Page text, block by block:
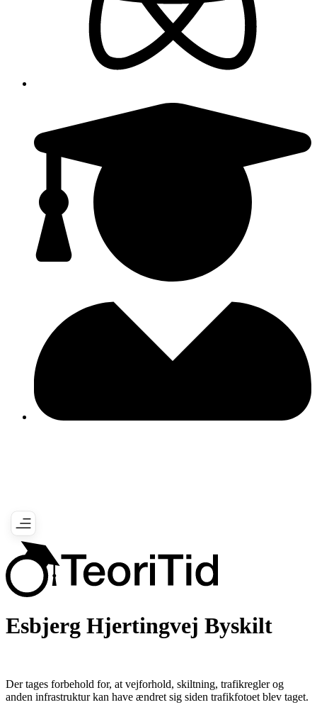
Esbjerg Hjertingvej Byskilt
Der tages forbehold for, at vejforhold, skiltning, trafikregler og
anden infrastruktur kan have ændret sig siden trafikfotoet blev taget.